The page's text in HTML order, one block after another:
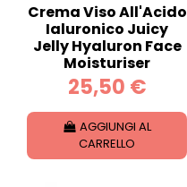
Crema Viso All'Acido
Ialuronico Juicy
Jelly Hyaluron Face
Moisturiser
25,50 €
AGGIUNGI AL
CARRELLO